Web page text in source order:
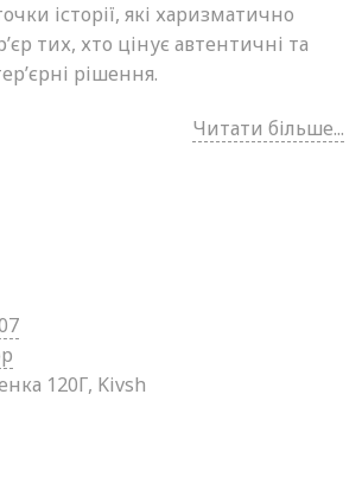
історії, які харизматично
тих, хто цінує автентичні та
рішення.
Читати більше...
120Г, Kivsh